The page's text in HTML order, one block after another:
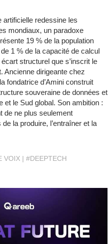
artificielle redessine les
mondiaux, un paradoxe
19 % de la population
1 % de la capacité de calcul
structurel que s’inscrit le
Ancienne dirigeante chez
fondatrice d’Amini construit
souveraine de données et
et le Sud global. Son ambition :
de ne plus seulement
la produire, l’entraîner et la
VOIX #DEEPTECH